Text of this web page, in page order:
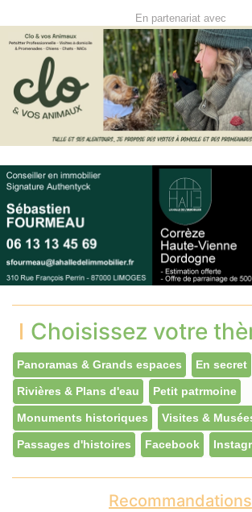
En partenariat avec
Choisissez votre
Panoramas & Grands espaces En secret
Rivières & Plans d'eau Petit patrmoine
Monuments historiques Visites &
Passages d'histoires Facebook
Recommandations